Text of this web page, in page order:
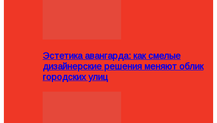
Эстетика авангарда: как смелые
дизайнерские решения меняют облик
городских улиц